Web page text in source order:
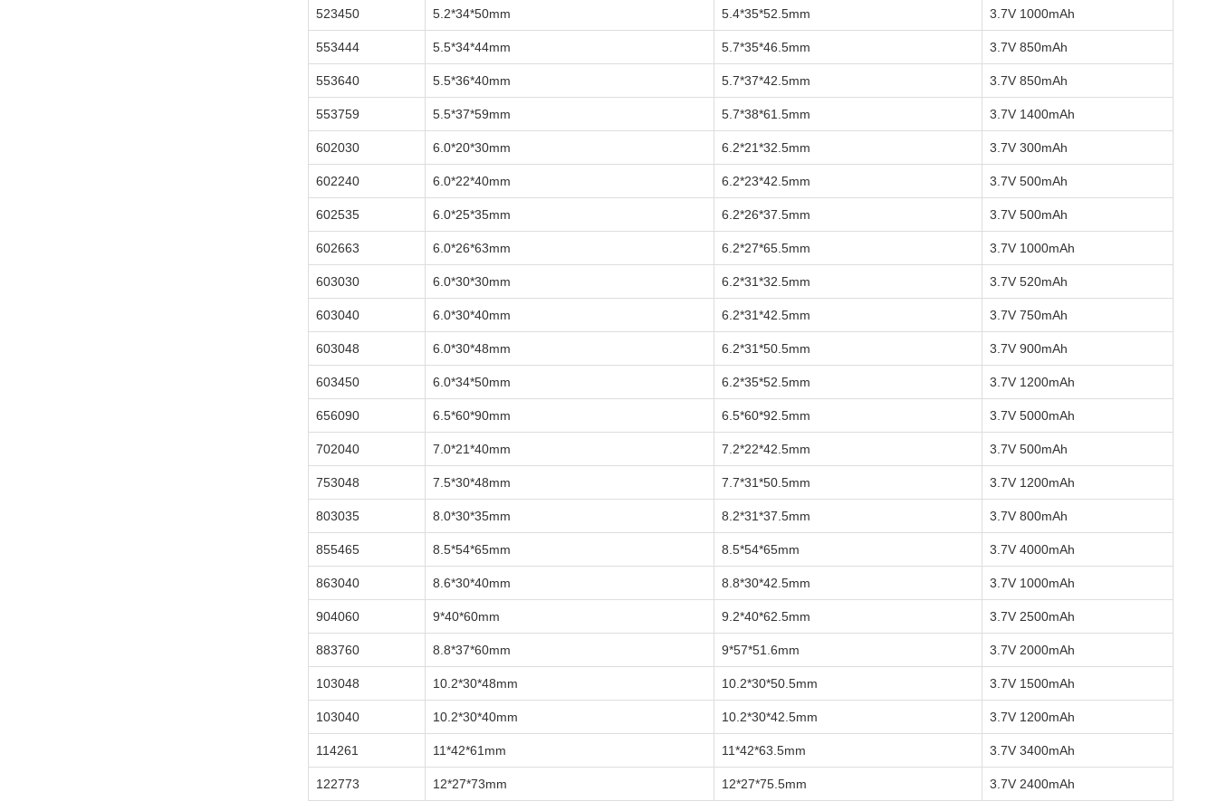
523450 5.2*34*50mm 5.4*35*52.5mm 3.7V 1000mAh
553444 5.5*34*44mm 5.7*35*46.5mm 3.7V 850mAh
553640 5.5*36*40mm 5.7*37*42.5mm 3.7V 850mAh
553759 5.5*37*59mm 5.7*38*61.5mm 3.7V 1400mAh
602030 6.0*20*30mm 6.2*21*32.5mm 3.7V 300mAh
602240 6.0*22*40mm 6.2*23*42.5mm 3.7V 500mAh
602535 6.0*25*35mm 6.2*26*37.5mm 3.7V 500mAh
602663 6.0*26*63mm 6.2*27*65.5mm 3.7V 1000mAh
603030 6.0*30*30mm 6.2*31*32.5mm 3.7V 520mAh
603040 6.0*30*40mm 6.2*31*42.5mm 3.7V 750mAh
603048 6.0*30*48mm 6.2*31*50.5mm 3.7V 900mAh
603450 6.0*34*50mm 6.2*35*52.5mm 3.7V 1200mAh
656090 6.5*60*90mm 6.5*60*92.5mm 3.7V 5000mAh
702040 7.0*21*40mm 7.2*22*42.5mm 3.7V 500mAh
753048 7.5*30*48mm 7.7*31*50.5mm 3.7V 1200mAh
803035 8.0*30*35mm 8.2*31*37.5mm 3.7V 800mAh
855465 8.5*54*65mm 8.5*54*65mm 3.7V 4000mAh
863040 8.6*30*40mm 8.8*30*42.5mm 3.7V 1000mAh
904060 9*40*60mm 9.2*40*62.5mm 3.7V 2500mAh
883760 8.8*37*60mm 9*57*51.6mm 3.7V 2000mAh
103048 10.2*30*48mm 10.2*30*50.5mm 3.7V 1500mAh
103040 10.2*30*40mm 10.2*30*42.5mm 3.7V 1200mAh
114261 11*42*61mm 11*42*63.5mm 3.7V 3400mAh
122773 12*27*73mm 12*27*75.5mm 3.7V 2400mAh